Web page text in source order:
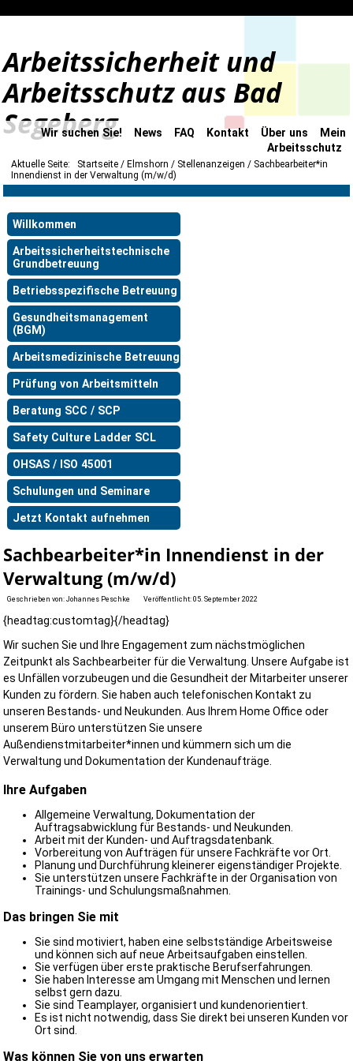
Arbeitssicherheit und
Arbeitsschutz aus Bad
Segeberg
Wir suchen Sie! News FAQ Kontakt Über uns
Mein
Arbeitsschutz
Aktuelle Seite: Startseite Elmshorn Stellenanzeigen
Sachbearbeiter*in
Innendienst in der Verwaltung (m/w/d)
Willkommen
Arbeitssicherheitstechnische
Grundbetreuung
Betriebsspezifische Betreuung
Gesundheitsmanagement
(BGM)
Arbeitsmedizinische Betreuung
Prüfung von Arbeitsmitteln
Beratung SCC / SCP
Safety Culture Ladder SCL
OHSAS / ISO 45001
Schulungen und Seminare
Jetzt Kontakt aufnehmen
Sachbearbeiter*in Innendienst in der
Verwaltung (m/w/d)
Geschrieben von:Johannes Peschke Veröffentlicht: 05. September 2022
{headtag:customtag}{/headtag}
Wir suchen Sie und Ihre Engagement zum nächstmöglichen
Zeitpunkt als Sachbearbeiter für die Verwaltung. Unsere Aufgabe ist
es Unfällen vorzubeugen und die Gesundheit der Mitarbeiter unserer
Kunden zu fördern. Sie haben auch telefonischen Kontakt zu
unseren Bestands- und Neukunden. Aus Ihrem Home Office oder
unserem Büro unterstützen Sie unsere
Außendienstmitarbeiter*innen und kümmern sich um die
Verwaltung und Dokumentation der Kundenaufträge.
Ihre Aufgaben
Allgemeine Verwaltung, Dokumentation der
Auftragsabwicklung für Bestands- und Neukunden.
Arbeit mit der Kunden- und Auftragsdatenbank.
Vorbereitung von Aufträgen für unsere Fachkräfte vor Ort.
Planung und Durchführung kleinerer eigenständiger Projekte.
Sie unterstützen unsere Fachkräfte in der Organisation von
Trainings- und Schulungsmaßnahmen.
Das bringen Sie mit
Sie sind motiviert, haben eine selbstständige Arbeitsweise
und können sich auf neue Arbeitsaufgaben einstellen.
Sie verfügen über erste praktische Berufserfahrungen.
Sie haben Interesse am Umgang mit Menschen und lernen
selbst gern dazu.
Sie sind Teamplayer, organisiert und kundenorientiert.
Es ist nicht notwendig, dass Sie direkt bei unseren Kunden vor
Ort sind.
Was können Sie von uns erwarten